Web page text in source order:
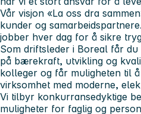
Vår visjon «La oss dra
kunder og
jobber hver dag for å sikre
Som driftsleder i Boreal får
på bærekraft, utvikling og
kolleger og får muligheten til
virksomhet med moderne,
Vi tilbyr konkurransedyktige
muligheter for faglig og